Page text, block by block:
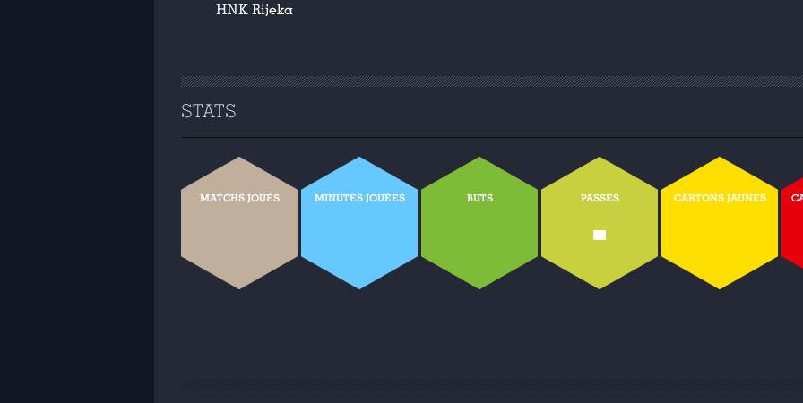
HNK Rijeka
STATS
MATCHS JOUÉS MINUTES JOUÉES BUTS PASSES
-
CARTONS JAUNES